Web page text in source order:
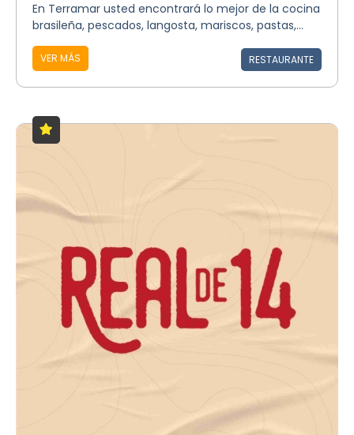
En Terramar usted encontrará lo mejor de la cocina
brasileña, pescados, langosta, mariscos, pastas,...
VER MÁS RESTAURANTE